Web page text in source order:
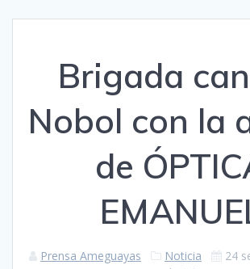
Brigada
Nobol con la
de
Prensa Ameguayas Noticia
24